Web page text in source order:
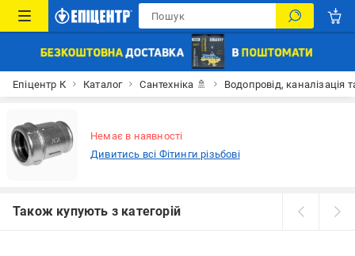
Епіцентр К Каталог Сантехніка 🚿 Водопровід, каналізація
Немає в наявності
Дивитись всі Фітинги різьбові
Також купують з категорій